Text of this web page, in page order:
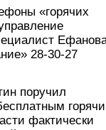
«горячих
28-30-27
поручил
фактически